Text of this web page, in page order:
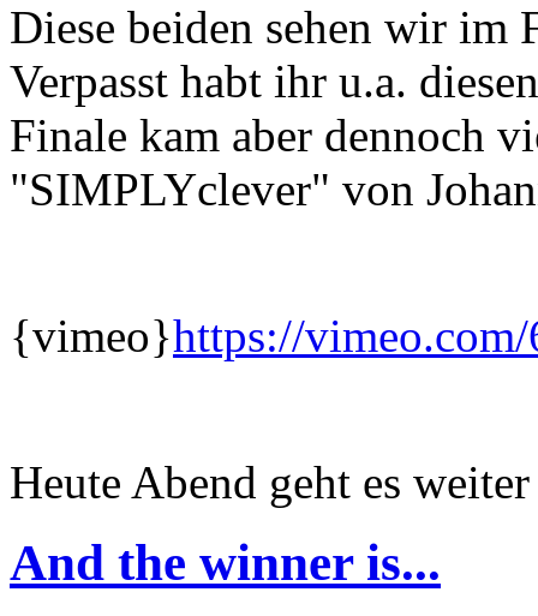
Diese beiden sehen wir im
Verpasst habt ihr u.a.
Finale kam aber dennoch
"SIMPLYclever" von
{vimeo}https://
Heute Abend geht es
And the winner is...